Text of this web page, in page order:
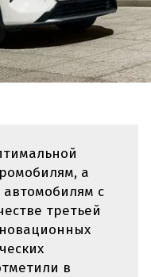
а
с
третьей
в